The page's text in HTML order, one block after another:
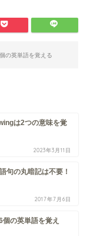
の英単語を覚える
は2つの意味を覚
2023年3月11日
句の丸暗記は不要！
2017年7月6日
個の英単語を覚え